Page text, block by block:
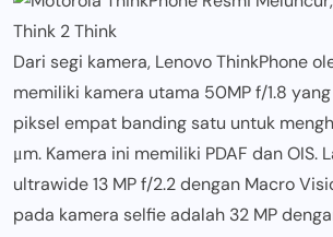
Dari segi kamera, Lenovo ThinkPhone
memiliki kamera utama 50MP f/1.8
piksel empat banding satu untuk
μm. Kamera ini memiliki PDAF dan OIS.
ultrawide 13 MP f/2.2 dengan Macro
pada kamera selfie adalah 32 MP